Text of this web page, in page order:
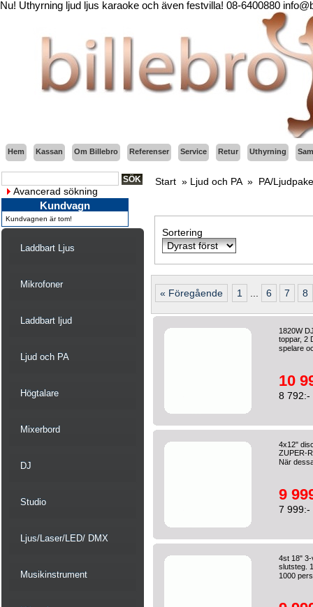
Nu! Uthyrning ljud ljus karaoke och även festvilla! 08-6400880
Hem Kassan Om Billebro Referenser Service Retur Uthyrning
Avancerad sökning
Kundvagn
Kundvagnen är tom!
Laddbart Ljus
Mikrofoner
Laddbart ljud
Ljud och PA
Högtalare
Mixerbord
DJ
Studio
Ljus/Laser/LED/ DMX
Musikinstrument
Start » Ljud och PA» PA/
Sortering
« Föregående 1 6 7 8
1820W
toppar, 2
spelare
10
8 792:-
4x12"
ZUPER-
När
9
7 999:-
4st 18"
slutsteg.
1000